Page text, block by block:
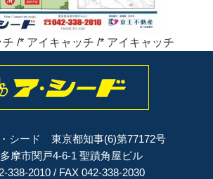
/* アイキャッチ /* アイキャッチ
シード 東京都知事(6)第77172号
摩市関戸4-6-1 聖蹟角屋ビル
338-2010 / FAX 042-338-2030